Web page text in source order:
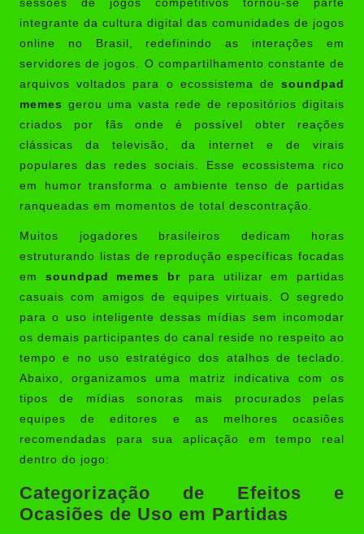
sessões de jogos competitivos tornou-se parte
integrante da cultura digital das comunidades de jogos
online no Brasil, redefinindo as interações em
servidores de jogos. O compartilhamento constante de
arquivos voltados para o ecossistema de soundpad
memes gerou uma vasta rede de repositórios digitais
criados por fãs onde é possível obter reações
clássicas da televisão, da internet e de virais
populares das redes sociais. Esse ecossistema rico
em humor transforma o ambiente tenso de partidas
ranqueadas em momentos de total descontração.
Muitos jogadores brasileiros dedicam horas
estruturando listas de reprodução específicas focadas
em soundpad memes br para utilizar em partidas
casuais com amigos de equipes virtuais. O segredo
para o uso inteligente dessas mídias sem incomodar
os demais participantes do canal reside no respeito ao
tempo e no uso estratégico dos atalhos de teclado.
Abaixo, organizamos uma matriz indicativa com os
tipos de mídias sonoras mais procurados pelas
equipes de editores e as melhores ocasiões
recomendadas para sua aplicação em tempo real
dentro do jogo:
Categorização de Efeitos e
Ocasiões de Uso em Partidas